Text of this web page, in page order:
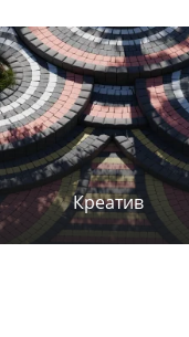
Креатив